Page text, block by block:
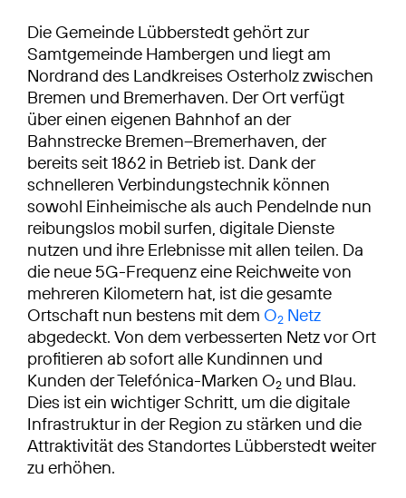
Die Gemeinde Lübberstedt gehört zur
Samtgemeinde Hambergen und liegt am
Nordrand des Landkreises Osterholz zwischen
Bremen und Bremerhaven. Der Ort verfügt
über einen eigenen Bahnhof an der
Bahnstrecke Bremen–Bremerhaven, der
bereits seit 1862 in Betrieb ist. Dank der
schnelleren Verbindungstechnik können
sowohl Einheimische als auch Pendelnde nun
reibungslos mobil surfen, digitale Dienste
nutzen und ihre Erlebnisse mit allen teilen. Da
die neue 5G-Frequenz eine Reichweite von
mehreren Kilometern hat, ist die gesamte
Ortschaft nun bestens mit dem O2 Netz
abgedeckt. Von dem verbesserten Netz vor Ort
profitieren ab sofort alle Kundinnen und
Kunden der Telefónica-Marken O2 und Blau.
Dies ist ein wichtiger Schritt, um die digitale
Infrastruktur in der Region zu stärken und die
Attraktivität des Standortes Lübberstedt weiter
zu erhöhen.